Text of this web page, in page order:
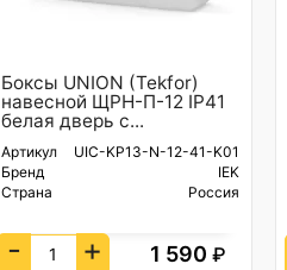
Боксы UNION (Tekfor)
навесной ЩРН-П-12 IP41
белая дверь с...
Артикул
UIC-KP13-N-12-41-K01
Бренд
IEK
Страна
Россия
- + 1 590 ₽